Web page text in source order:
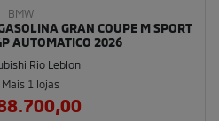
BMW
GRAN COUPE M SPORT
AUTOMATICO 2026
Rio Leblon
1 lojas